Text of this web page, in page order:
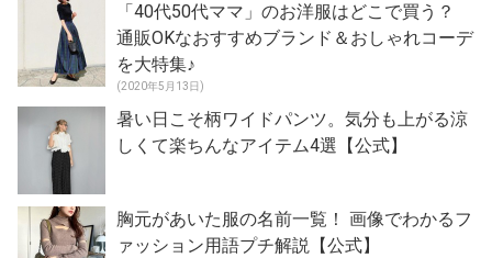
「40代50代ママ」のお洋服はどこで買う？
通販OKなおすすめブランド＆おしゃれコーデ
を大特集♪
(2020年5月13日)
暑い日こそ柄ワイドパンツ。気分も上がる涼
しくて楽ちんなアイテム4選【公式】
胸元があいた服の名前一覧！ 画像でわかるフ
ァッション用語プチ解説【公式】